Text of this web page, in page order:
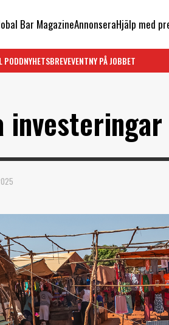
Bar MagazineAnnonseraHjälp med
PODDNYHETSBREVEVENTNY PÅ JOBBET